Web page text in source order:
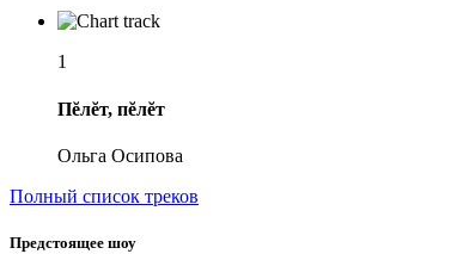
1
Пĕлĕт, пĕлĕт
Ольга Осипова
Полный список треков
Предстоящее шоу